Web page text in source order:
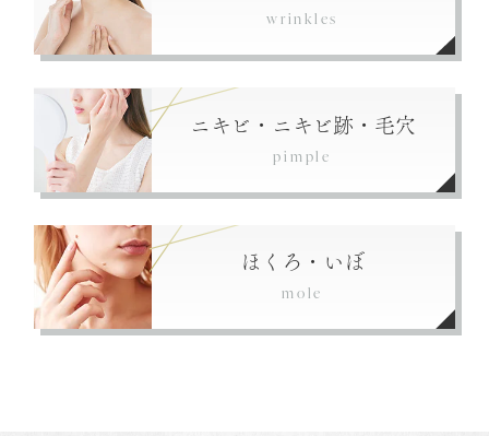
wrinkles
ニキビ・ニキビ跡・毛穴
pimple
ほくろ・いぼ
mole